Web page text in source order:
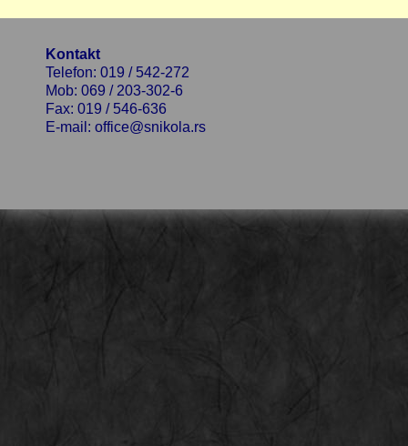
Kontakt
Telefon: 019 / 542-272
Mob: 069 / 203-302-6
Fax: 019 / 546-636
E-mail: office@snikola.rs